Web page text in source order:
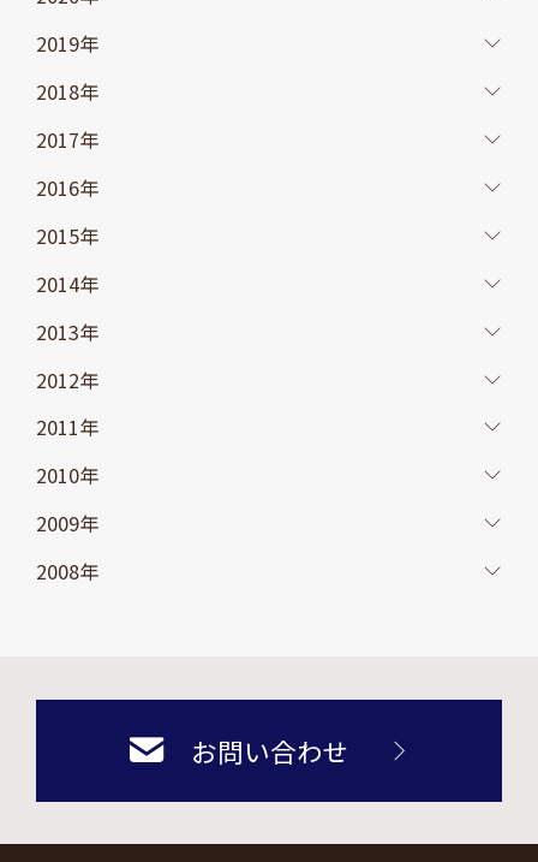
2019年
2018年
2017年
2016年
2015年
2014年
2013年
2012年
2011年
2010年
2009年
2008年
お問い合わせ